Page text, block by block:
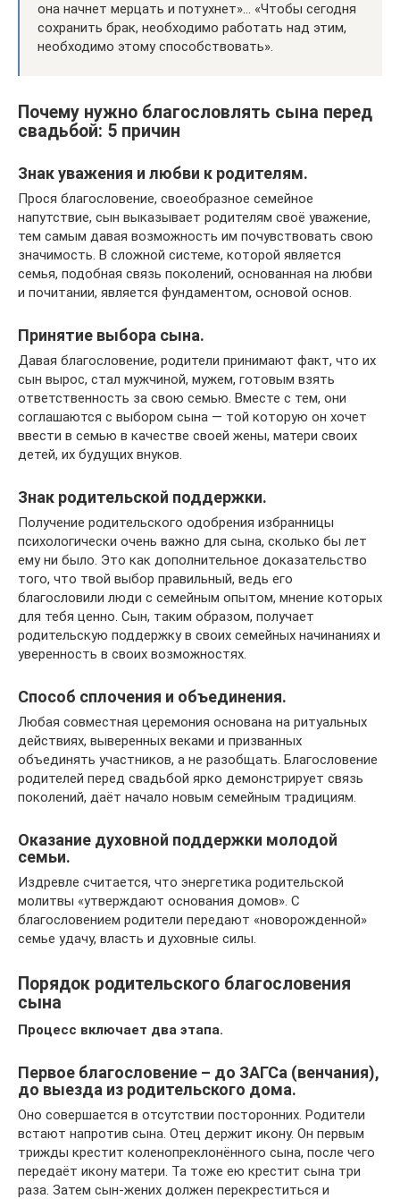
она начнет мерцать и потухнет»… «Чтобы сегодня
сохранить брак, необходимо работать над этим,
необходимо этому способствовать».
Почему нужно благословлять сына перед
свадьбой: 5 причин
Знак уважения и любви к родителям.
Прося благословение, своеобразное семейное
напутствие, сын выказывает родителям своё уважение,
тем самым давая возможность им почувствовать свою
значимость. В сложной системе, которой является
семья, подобная связь поколений, основанная на любви
и почитании, является фундаментом, основой основ.
Принятие выбора сына.
Давая благословение, родители принимают факт, что их
сын вырос, стал мужчиной, мужем, готовым взять
ответственность за свою семью. Вместе с тем, они
соглашаются с выбором сына — той которую он хочет
ввести в семью в качестве своей жены, матери своих
детей, их будущих внуков.
Знак родительской поддержки.
Получение родительского одобрения избранницы
психологически очень важно для сына, сколько бы лет
ему ни было. Это как дополнительное доказательство
того, что твой выбор правильный, ведь его
благословили люди с семейным опытом, мнение которых
для тебя ценно. Сын, таким образом, получает
родительскую поддержку в своих семейных начинаниях и
уверенность в своих возможностях.
Способ сплочения и объединения.
Любая совместная церемония основана на ритуальных
действиях, выверенных веками и призванных
объединять участников, а не разобщать. Благословение
родителей перед свадьбой ярко демонстрирует связь
поколений, даёт начало новым семейным традициям.
Оказание духовной поддержки молодой
семьи.
Издревле считается, что энергетика родительской
молитвы «утверждают основания домов». С
благословением родители передают «новорожденной»
семье удачу, власть и духовные силы.
Порядок родительского благословения
сына
Процесс включает два этапа.
Первое благословение – до ЗАГСа (венчания),
до выезда из родительского дома.
Оно совершается в отсутствии посторонних. Родители
встают напротив сына. Отец держит икону. Он первым
трижды крестит коленопреклонённого сына, после чего
передаёт икону матери. Та тоже ею крестит сына три
раза. Затем сын-жених должен перекреститься и